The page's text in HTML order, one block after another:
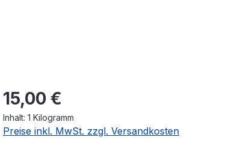
Regulärer Preis:
15,00 €
Inhalt: 1 Kilogramm
Preise inkl. MwSt. zzgl. Versandkosten